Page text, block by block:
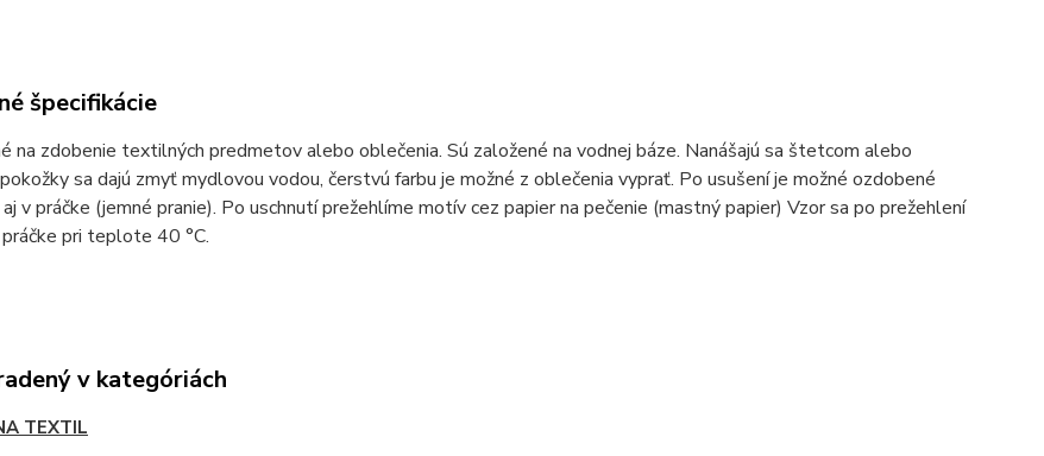
špecifikácie
na zdobenie textilných predmetov alebo oblečenia. Sú založené na vodnej báze. Nanášajú sa štetcom alebo
sa dajú zmyť mydlovou vodou, čerstvú farbu je možné z oblečenia vyprať. Po usušení je možné ozdobené
v práčke (jemné pranie). Po uschnutí prežehlíme motív cez papier na pečenie (mastný papier) Vzor sa po prežehlení
pri teplote 40 °C.
v kategóriách
TEXTIL